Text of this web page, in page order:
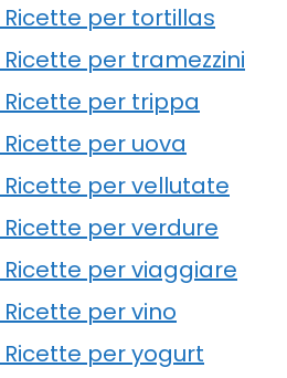
per tortillas
per tramezzini
per trippa
per uova
per vellutate
per verdure
per viaggiare
per vino
per yogurt